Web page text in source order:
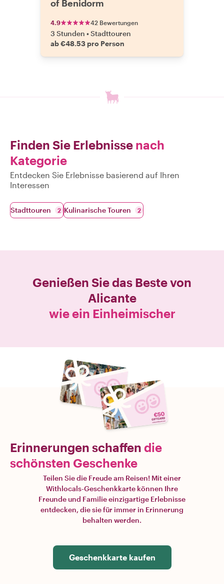
of Benidorm
4.9 42 Bewertungen
3 Stunden •Stadttouren
ab €48.53 pro Person
Finden Sie Erlebnisse nach
Kategorie
Entdecken Sie Erlebnisse basierend auf Ihren
Interessen
Stadttouren 2 Kulinarische Touren 2
Genießen Sie das Beste von
Alicante
wie ein Einheimischer
Erinnerungen schaffen die
schönsten Geschenke
Teilen Sie die Freude am Reisen! Mit einer
Withlocals-Geschenkkarte können Ihre
Freunde und Familie einzigartige Erlebnisse
entdecken, die sie für immer in Erinnerung
behalten werden.
Geschenkkarte kaufen